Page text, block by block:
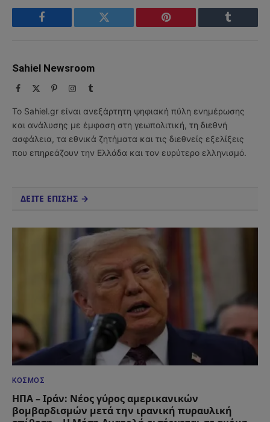
Facebook Twitter Pinterest Tumblr
Sahiel Newsroom
Facebook PinterestInstagram
Tumblr
Το Sahiel.gr είναι ανεξάρτητη ψηφιακή πύλη ενημέρωσης
και ανάλυσης με έμφαση στη γεωπολιτική, τη διεθνή
ασφάλεια, τα εθνικά ζητήματα και τις διεθνείς εξελίξεις
που επηρεάζουν την Ελλάδα και τον ευρύτερο ελληνισμό.
ΔΕΙΤΕ ΕΠΙΣΗΣ →
ΚΌΣΜΟΣ
ΗΠΑ – Ιράν: Νέος γύρος αμερικανικών
βομβαρδισμών μετά την ιρανική πυραυλική